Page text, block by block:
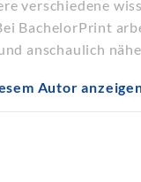
verschiedene
BachelorPrint
anschaulich
Autor